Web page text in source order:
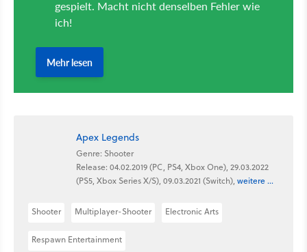
Apex Legends
Genre: Shooter
Release: 04.02.2019 (PC, PS4, Xbox One), 29.03.2022
(PS5, Xbox Series X/S), 09.03.2021 (Switch), weitere ...
Shooter Multiplayer-Shooter Electronic Arts
Respawn Entertainment